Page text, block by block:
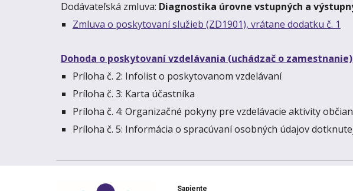
Dodávateľská zmluva: Diagnostika úrovne vstupných a
Zmluva o poskytovaní služieb (ZD1901), vrátane dodatku č. 1
Dohoda o poskytovaní vzdelávania (uchádzač o zamestnanie)
Príloha č. 2: Infolist o poskytovanom vzdelávaní
Príloha č. 3: Karta účastníka
Príloha č. 4: Organizačné pokyny pre vzdelávacie aktivity
Príloha č. 5: Informácia o spracúvaní osobných údajov
Sapiente